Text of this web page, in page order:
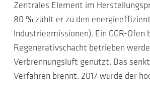
Zentrales Element im
80 % zählt er zu den
Industrieemissionen). Ein GGR-
Regenerativschacht betrieben
Verbrennungsluft genutzt. Das
Verfahren brennt. 2017 wurde der